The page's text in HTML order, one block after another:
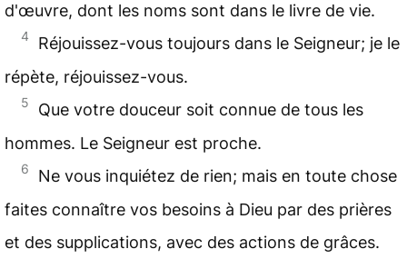
d'œuvre, dont les noms sont dans le livre de vie.
4
Réjouissez-vous toujours dans le Seigneur; je le
répète, réjouissez-vous.
5
Que votre douceur soit connue de tous les
hommes. Le Seigneur est proche.
6
Ne vous inquiétez de rien; mais en toute chose
faites connaître vos besoins à Dieu par des prières
et des supplications, avec des actions de grâces.